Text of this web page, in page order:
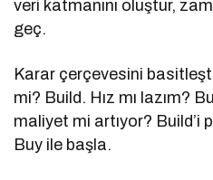
veri katmanını oluştur,
geç.
Karar çerçevesini
mi? Build. Hız mı lazım?
maliyet mi artıyor? Build’i
Buy ile başla.